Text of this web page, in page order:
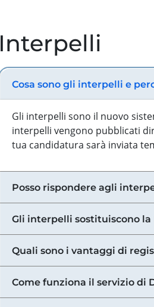
Interpelli
Cosa sono gli interpelli e
Gli interpelli sono il nuovo
interpelli vengono pubblicati
tua candidatura sarà inviata
Posso rispondere agli
Gli interpelli sostituiscono la
Quali sono i vantaggi di
Come funziona il servizio di